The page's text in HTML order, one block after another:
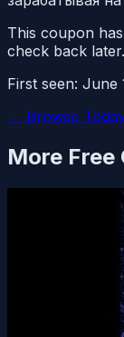
This coupon
check back later.
First seen: June
← Browse
More Free